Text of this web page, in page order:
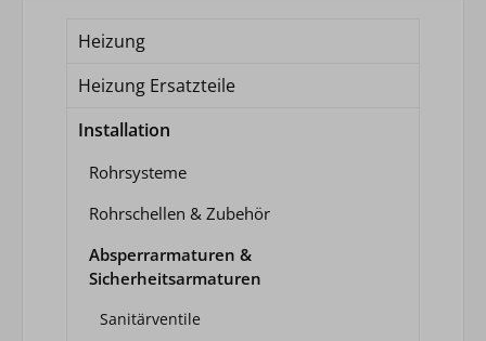
Heizung
Heizung Ersatzteile
Installation
Rohrsysteme
Rohrschellen & Zubehör
Absperrarmaturen &
Sicherheitsarmaturen
Sanitärventile